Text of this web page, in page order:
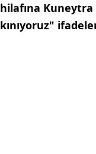
hilafına Kuneytra
kınıyoruz"